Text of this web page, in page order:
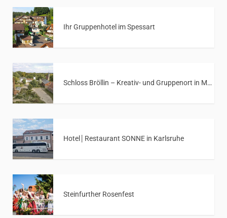
Ihr Gruppenhotel im Spessart
Schloss Bröllin – Kreativ- und Gruppenort in Mecklenburg-Vorpommern
Hotel│Restaurant SONNE in Karlsruhe
Steinfurther Rosenfest